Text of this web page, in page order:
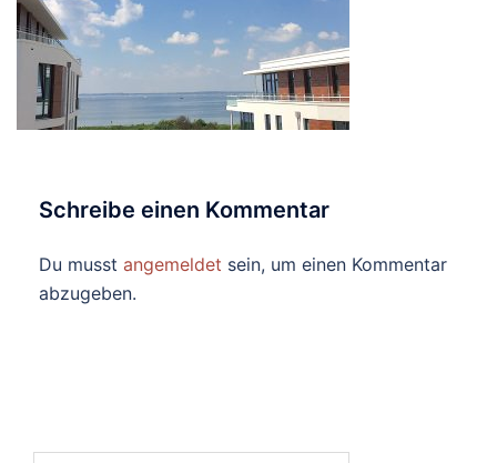
Schreibe einen Kommentar
Du musst angemeldet sein, um einen Kommentar
abzugeben.